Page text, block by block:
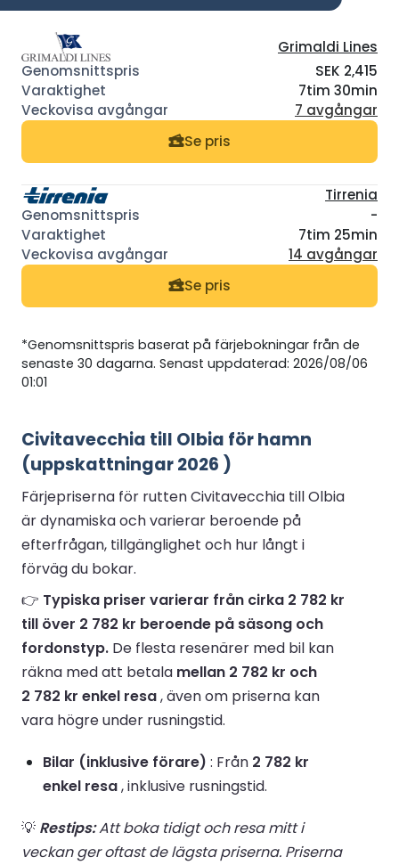
Grimaldi Lines
SEK 2,415
7tim 30min
7 avgångar
Se pris
Tirrenia
-
7tim 25min
14 avgångar
Se pris
*Genomsnittspris baserat på färjebokningar från de
senaste 30 dagarna. Senast uppdaterad: 2026/08/06
01:01
Civitavecchia till Olbia för hamn
(uppskattningar 2026 )
Färjepriserna för rutten Civitavecchia till Olbia
är dynamiska och varierar beroende på
efterfrågan, tillgänglighet och hur långt i
förväg du bokar.
👉 Typiska priser varierar från cirka 2 782 kr
till över 2 782 kr beroende på säsong och
fordonstyp. De flesta resenärer med bil kan
räkna med att betala mellan 2 782 kr och
2 782 kr enkel resa, även om priserna kan
vara högre under rusningstid.
Bilar (inklusive förare) : Från 2 782 kr
enkel resa, inklusive rusningstid.
💡 Restips:Att boka tidigt och resa mitt i
veckan ger oftast de lägsta priserna. Priserna